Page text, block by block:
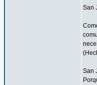
San
San